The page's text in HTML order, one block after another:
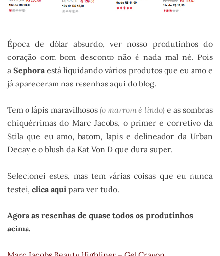
Época de dólar absurdo, ver nosso produtinhos do
coração com bom desconto não é nada mal né. Pois
aSephora está liquidando vários produtos que eu amo e
já apareceram nas resenhas aqui do blog.
Tem o lápis maravilhosos (o marrom é lindo) e as sombras
chiquérrimas do Marc Jacobs, o primer e corretivo da
Stila que eu amo, batom, lápis e delineador da Urban
Decay e o blush da Kat Von D que dura super.
Selecionei estes, mas tem várias coisas que eu nunca
testei, clica aqui para ver tudo.
Agora as resenhas de quase todos os produtinhos
acima.